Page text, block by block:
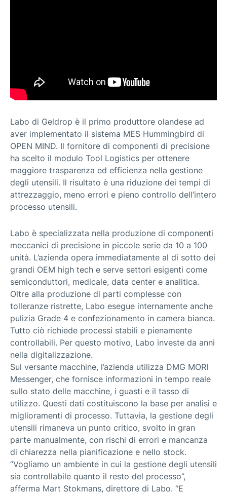
Labo di Geldrop è il primo produttore olandese ad
aver implementato il sistema MES Hummingbird di
OPEN MIND. Il fornitore di componenti di precisione
ha scelto il modulo Tool Logistics per ottenere
maggiore trasparenza ed efficienza nella gestione
degli utensili. Il risultato è una riduzione dei tempi di
attrezzaggio, meno errori e pieno controllo dell’intero
processo utensili.
Labo è specializzata nella produzione di componenti
meccanici di precisione in piccole serie da 10 a 100
unità. L’azienda opera immediatamente al di sotto dei
grandi OEM high tech e serve settori esigenti come
semiconduttori, medicale, data center e analitica.
Oltre alla produzione di parti complesse con
tolleranze ristrette, Labo esegue internamente anche
pulizia Grade 4 e confezionamento in camera bianca.
Tutto ciò richiede processi stabili e pienamente
controllabili. Per questo motivo, Labo investe da anni
nella digitalizzazione.
Sul versante macchine, l’azienda utilizza DMG MORI
Messenger, che fornisce informazioni in tempo reale
sullo stato delle macchine, i guasti e il tasso di
utilizzo. Questi dati costituiscono la base per analisi e
miglioramenti di processo. Tuttavia, la gestione degli
utensili rimaneva un punto critico, svolto in gran
parte manualmente, con rischi di errori e mancanza
di chiarezza nella pianificazione e nello stock.
“Vogliamo un ambiente in cui la gestione degli utensili
sia controllabile quanto il resto del processo”,
afferma Mart Stokmans, direttore di Labo. “E